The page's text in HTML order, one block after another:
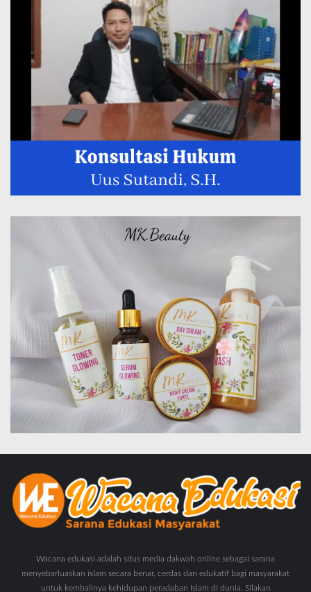
Wacana edukasi adalah situs media dakwah online sebagai sarana
menyebarluaskan islam secara benar, cerdas dan edukatif bagi masyarakat
untuk kembalinya kehidupan peradaban Islam di dunia. Silakan